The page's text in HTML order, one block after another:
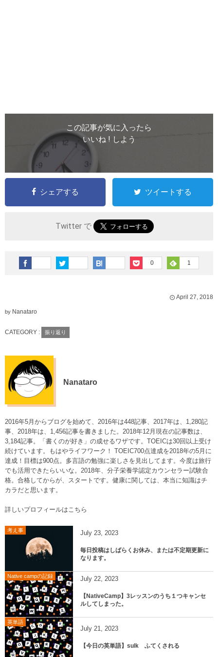
この記事が気に入ったら
いいね ! しよう
シェアする ツイートする
Twitter で
0 1
April 27, 2018
by Nanataro
CATEGORY : 振り返り
Nanataro
2016年5月からブログを始めて、2016年は448記事、2017年は、1,280記
事、2018年は、1,456記事を書きました。2018年12月現在の記事数は、
3,184記事。「書くのが好き」の成せるワザです。TOEICは30回以上受け
続けています。もはやライフワーク！ TOEIC700点達成を2018年の5月に
達成！目標は900点。多言語の勉強に楽しさを見出してます。今度は旅行
でも活用できたらいいな。2018年、分子栄養学認定カウンセラー試験合
格。合格してからが、スタートです。健康に関しては、本当に知識はチ
カラだと思います。
詳しいプロフィールはこちら
考え事 July 23, 2023
毎日投稿はしばらくお休み、または不定期更新に
なります。
Native campの記録 July 22, 2023
【NativeCamp】3レッスンのうち１つキャンセ
ルしてしまった。
英単語
July 21, 2023
【今日の英単語】sulk ふてくされる